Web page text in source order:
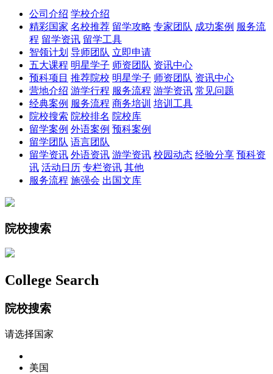
公司介绍 学校介绍
精彩国家 名校推荐 留学攻略 专家团队 成功案例 服务流
程 留学资讯 留学工具
智领计划 导师团队 立即申请
五大课程 明星学子 师资团队 资讯中心
预科项目 推荐院校 明星学子 师资团队 资讯中心
营地介绍 游学行程 服务流程 游学资讯 常见问题
经典案例 服务流程 商务培训 培训工具
院校搜索 院校排名 院校库
留学案例 外语案例 预科案例
留学团队 语言团队
留学资讯 外语资讯 游学资讯 校园动态 经验分享 预科资
讯 活动日历 专栏资讯 其他
服务流程 施强会 出国文库
院校搜索
College Search
院校搜索
请选择国家
美国